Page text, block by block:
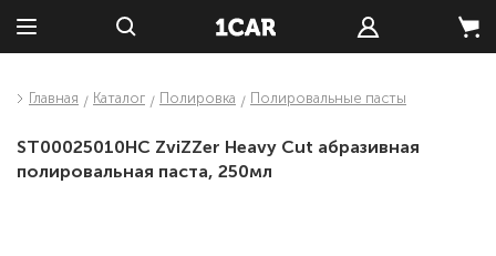
Главная Каталог Полировка Полировальные пасты
ST00025010HC ZviZZer Heavy Cut абразивная
полировальная паста, 250мл